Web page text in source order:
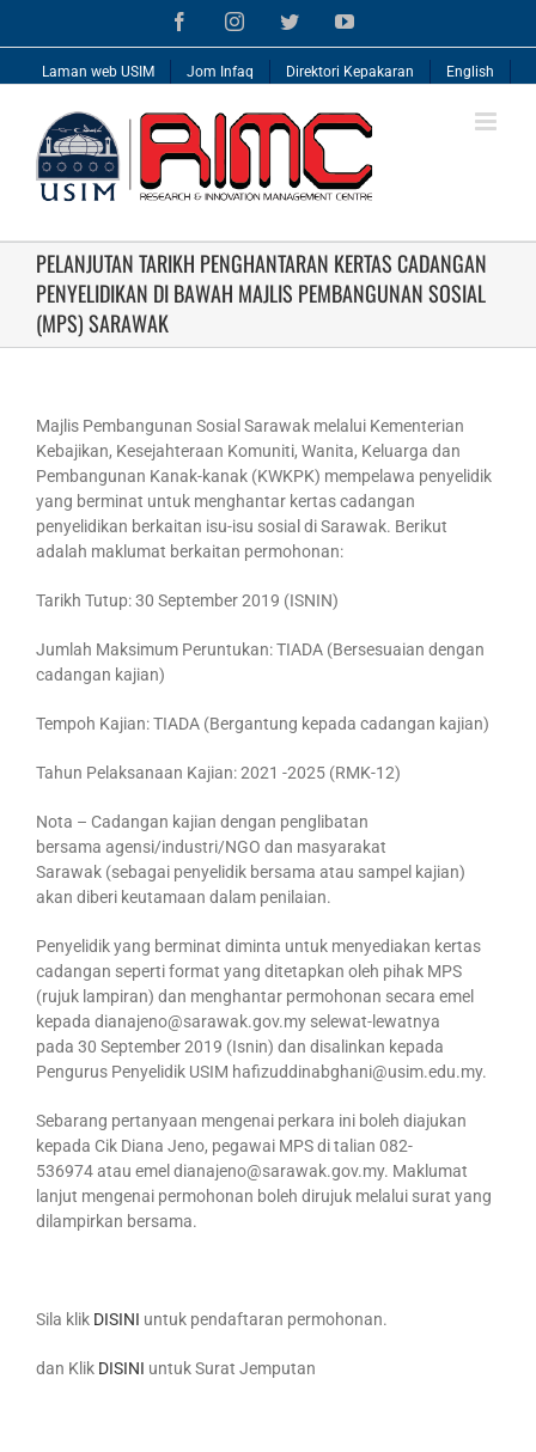
FacebookInstagramTwitterYouTube
Laman web USIM Jom Infaq Direktori Kepakaran English
PELANJUTAN TARIKH PENGHANTARAN KERTAS CADANGAN
PENYELIDIKAN DI BAWAH MAJLIS PEMBANGUNAN SOSIAL
(MPS) SARAWAK
Majlis Pembangunan Sosial Sarawak melalui Kementerian
Kebajikan, Kesejahteraan Komuniti, Wanita, Keluarga dan
Pembangunan Kanak-kanak (KWKPK) mempelawa penyelidik
yang berminat untuk menghantar kertas cadangan
penyelidikan berkaitan isu-isu sosial di Sarawak. Berikut
adalah maklumat berkaitan permohonan:
Tarikh Tutup: 30 September 2019 (ISNIN)
Jumlah Maksimum Peruntukan: TIADA (Bersesuaian dengan
cadangan kajian)
Tempoh Kajian: TIADA (Bergantung kepada cadangan kajian)
Tahun Pelaksanaan Kajian: 2021 -2025 (RMK-12)
Nota – Cadangan kajian dengan penglibatan
bersama agensi/industri/NGO dan masyarakat
Sarawak (sebagai penyelidik bersama atau sampel kajian)
akan diberi keutamaan dalam penilaian.
Penyelidik yang berminat diminta untuk menyediakan kertas
cadangan seperti format yang ditetapkan oleh pihak MPS
(rujuk lampiran) dan menghantar permohonan secara emel
kepada dianajeno@sarawak.gov.my selewat-lewatnya
pada 30 September 2019 (Isnin) dan disalinkan kepada
Pengurus Penyelidik USIM hafizuddinabghani@usim.edu.my.
Sebarang pertanyaan mengenai perkara ini boleh diajukan
kepada Cik Diana Jeno, pegawai MPS di talian 082-
536974 atau emel dianajeno@sarawak.gov.my. Maklumat
lanjut mengenai permohonan boleh dirujuk melalui surat yang
dilampirkan bersama.
Sila klik DISINI untuk pendaftaran permohonan.
dan Klik DISINI untuk Surat Jemputan